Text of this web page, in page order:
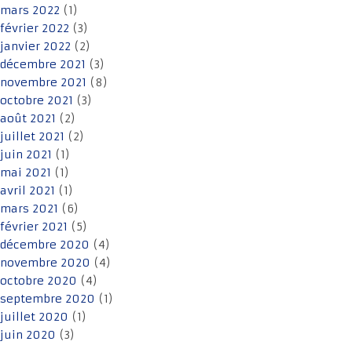
mars 2022 (1)
février 2022 (3)
janvier 2022 (2)
décembre 2021 (3)
novembre 2021 (8)
octobre 2021 (3)
août 2021 (2)
juillet 2021 (2)
juin 2021 (1)
mai 2021 (1)
avril 2021 (1)
mars 2021 (6)
février 2021 (5)
décembre 2020 (4)
novembre 2020 (4)
octobre 2020 (4)
septembre 2020 (1)
juillet 2020 (1)
juin 2020 (3)